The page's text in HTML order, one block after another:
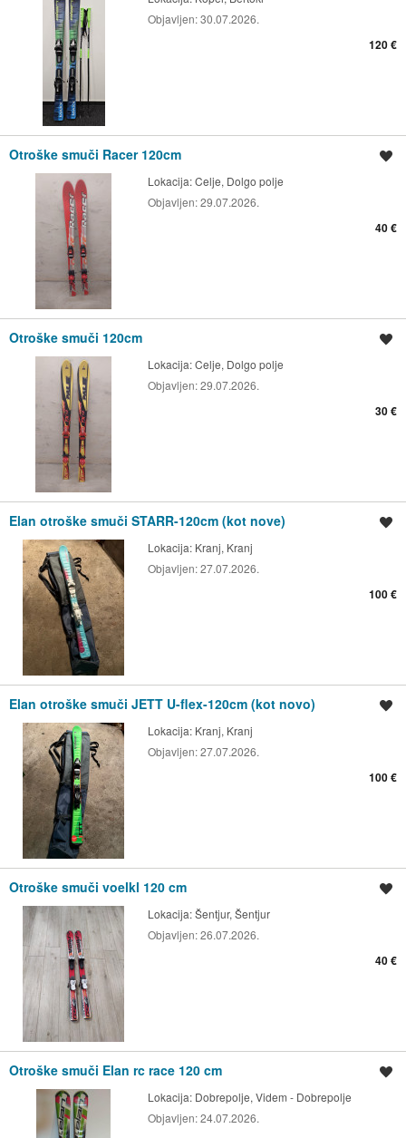
Objavljen:30.07.2026.
120 €
Otroške smuči Racer 120cm
Lokacija:Celje, Dolgo polje
Objavljen:29.07.2026.
40 €
Otroške smuči 120cm
Lokacija:Celje, Dolgo polje
Objavljen:29.07.2026.
30 €
Elan otroške smuči STARR-120cm (kot nove)
Lokacija: Kranj, Kranj
Objavljen:27.07.2026.
100 €
Elan otroške smuči JETT U-flex-120cm (kot novo)
Lokacija: Kranj, Kranj
Objavljen:27.07.2026.
100 €
Otroške smuči voelkl 120 cm
Lokacija:Šentjur, Šentjur
Objavljen:26.07.2026.
40 €
Otroške smuči Elan rc race 120 cm
Lokacija: Dobrepolje, Videm - Dobrepolje
Objavljen:24.07.2026.